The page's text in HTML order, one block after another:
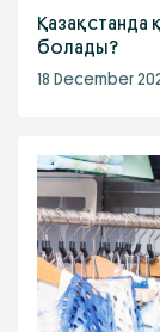
Қазақстанда
болады?
18 December